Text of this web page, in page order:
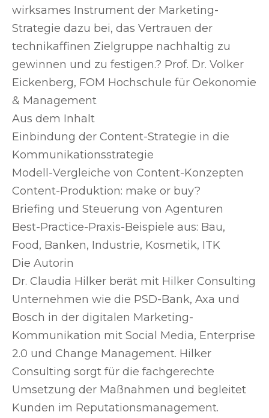
wirksames Instrument der Marketing-
Strategie dazu bei, das Vertrauen der
technikaffinen Zielgruppe nachhaltig zu
gewinnen und zu festigen.? Prof. Dr. Volker
Eickenberg, FOM Hochschule für Oekonomie
& Management
Aus dem Inhalt
Einbindung der Content-Strategie in die
Kommunikationsstrategie
Modell-Vergleiche von Content-Konzepten
Content-Produktion: make or buy?
Briefing und Steuerung von Agenturen
Best-Practice-Praxis-Beispiele aus: Bau,
Food, Banken, Industrie, Kosmetik, ITK
Die Autorin
Dr. Claudia Hilker berät mit Hilker Consulting
Unternehmen wie die PSD-Bank, Axa und
Bosch in der digitalen Marketing-
Kommunikation mit Social Media, Enterprise
2.0 und Change Management. Hilker
Consulting sorgt für die fachgerechte
Umsetzung der Maßnahmen und begleitet
Kunden im Reputationsmanagement.